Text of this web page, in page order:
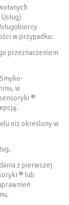
w przypadku:
przeznaczeniem
w
®
niż określony w
z pierwszej
® lub